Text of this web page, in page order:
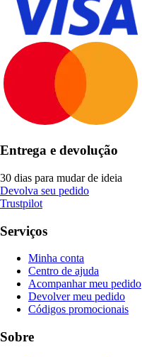
Entrega e devolução
30 dias para mudar de ideia
Devolva seu pedido
Trustpilot
Serviços
Minha conta
Centro de ajuda
Acompanhar meu pedido
Devolver meu pedido
Códigos promocionais
Sobre